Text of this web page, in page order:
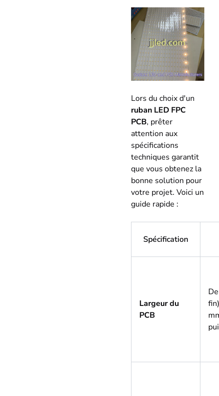
Lors du choix d'un
ruban LED FPC
PCB, prêter
attention aux
spécifications
techniques garantit
que vous obtenez la
bonne solution pour
votre projet. Voici un
guide rapide :
Spécification
Largeur du
PCB